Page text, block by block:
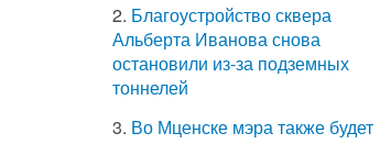
2. Благоустройство сквера
Альберта Иванова снова
остановили из-за подземных
тоннелей
3. Во Мценске мэра также будет